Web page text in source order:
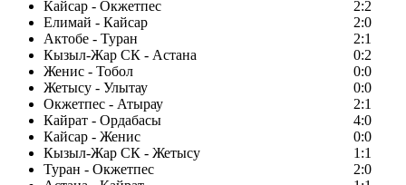
Кайсар - Окжетпес
2:2
Елимай - Кайсар
2:0
Актобе - Туран
2:1
Кызыл-Жар СК - Астана
0:2
Женис - Тобол
0:0
Жетысу - Улытау
0:0
Окжетпес - Атырау
2:1
Кайрат - Ордабасы
4:0
Кайсар - Женис
0:0
Кызыл-Жар СК - Жетысу
1:1
Туран - Окжетпес
2:0